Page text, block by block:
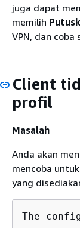
juga dapat
memilih
VPN, dan coba
Client
profil
Masalah
Anda akan
mencoba
yang
The